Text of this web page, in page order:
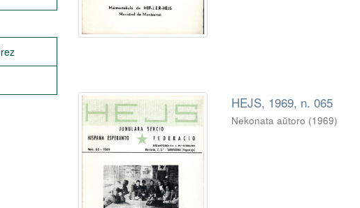
HEJS, 1969, n. 065
Nekonata aŭtoro (1969)